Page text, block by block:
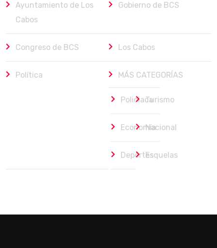
Ayuntamiento de Los
Cabos
Gobierno de BCS
Congreso de BCS Los Cabos
Política MÁS CATEGORÍAS
PoliciacaTurismo
EconomíaNacional
DeportesEsquelas